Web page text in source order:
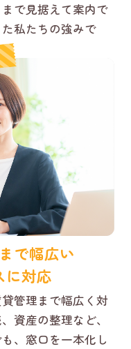
で見据えて案内で
私たちの強みで
で幅広い
に対応
管理まで幅広く対
資産の整理など、
、窓口を一本化し